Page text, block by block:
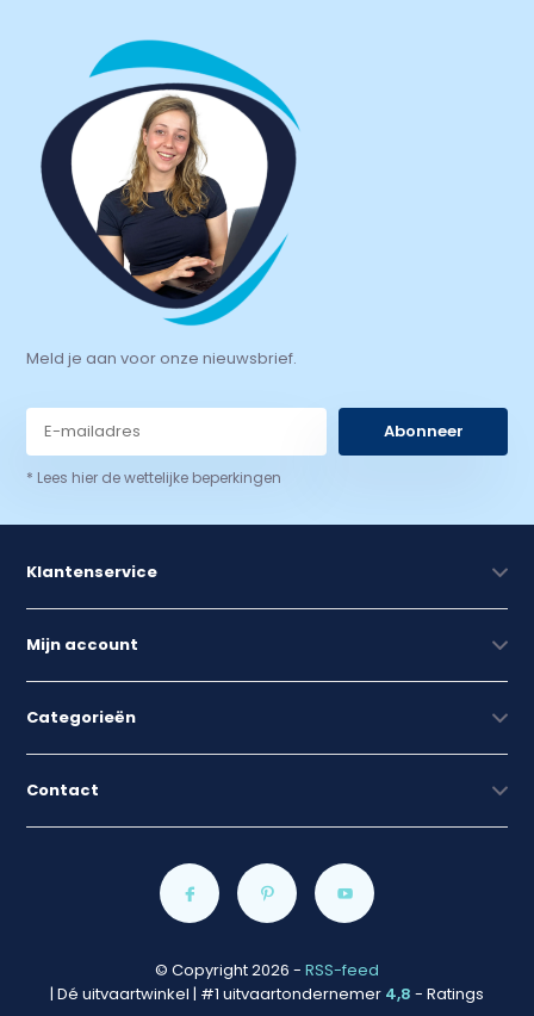
Meld je aan voor onze nieuwsbrief.
Abonneer
* Lees hier de wettelijke beperkingen
Klantenservice
Mijn account
Categorieën
Contact
© Copyright 2026 - RSS-feed
| Dé uitvaartwinkel | #1 uitvaartondernemer 4,8 - Ratings